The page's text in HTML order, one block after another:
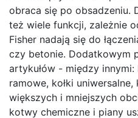
obraca się po obsadzeniu.
też wiele funkcji, zależnie
Fisher nadają się do
czy betonie. Dodatkowym
artykułów - między innymi:
ramowe, kołki
większych i mniejszych
kotwy chemiczne i piany